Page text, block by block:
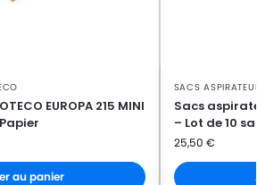
EUROPA 215 MINI
EUROPA 300
EUROPA 330
EUROPA 215 MINI
au panier
SACS
Sacs
– Lot de 10
25,50 €